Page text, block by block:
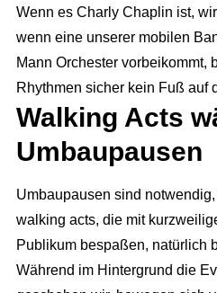
Wenn es Charly Chaplin ist,
wenn eine unserer mobilen
Mann Orchester vorbeikommt,
Rhythmen sicher kein Fuß auf
Walking Acts
Umbaupausen
Umbaupausen sind
walking acts, die mit
Publikum bespaßen, natürlich
Während im Hintergrund die